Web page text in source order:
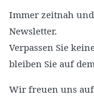
Immer zeitnah
Newsletter.
Verpassen Sie
bleiben Sie auf
Wir freuen uns auf